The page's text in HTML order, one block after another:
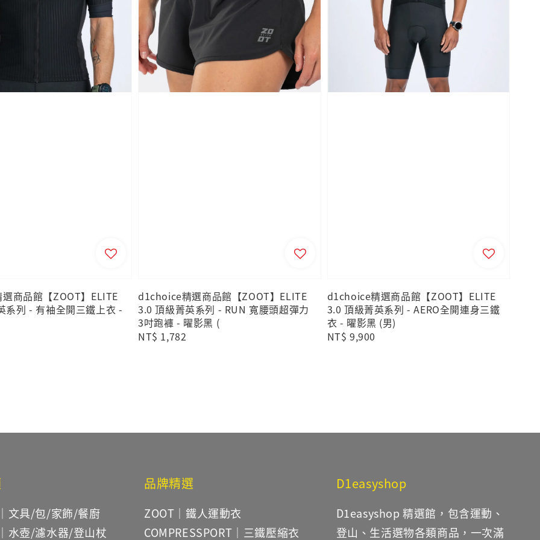
商品館【ZOOT】ELITE
系列 - 有袖全開三鐵上衣 -
d1choice精選商品館【ZOOT】ELITE
3.0 頂級菁英系列 - RUN 寬腰頭超彈力
3吋跑褲 - 曜影黑 (
Regular
NT$ 1,782
d1choice精選商品館【ZOOT】ELITE
3.0 頂級菁英系列 - AERO全開連身三鐵
衣 - 曜影黑 (男)
Regular
NT$ 9,900
文具/包/家飾/餐廚
水壺/濾水器/登山杖
品牌精選
ZOOT｜鐵人運動衣
COMPRESSPORT｜三鐵壓縮衣
D1easyshop
D1easyshop 精選館，包含運動、
登山、生活選物各類商品，一次滿